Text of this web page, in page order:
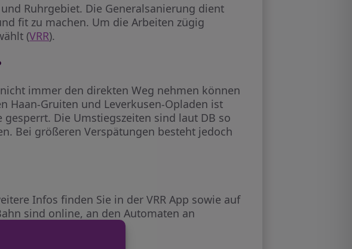
Ruhrgebiet. Die Generalsanierung dient
fit zu machen. Um die Arbeiten zügig
(VRR).
immer den direkten Weg nehmen können
Haan-Gruiten und Leverkusen-Opladen ist
Die Umstiegszeiten sind laut DB so
Bei größeren Verspätungen besteht jedoch
Infos finden Sie in der VRR App sowie auf
sind online, an den Automaten an
ist nicht möglich.